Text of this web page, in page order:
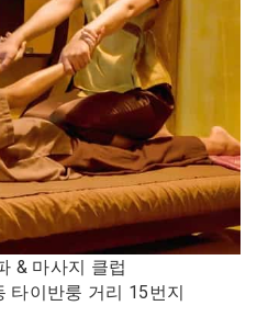
& 마사지 클럽
타이반룽 거리 15번지